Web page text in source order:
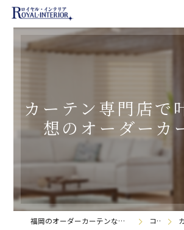
カーテン専門店で
想のオーダーカ
福岡のオーダーカーテンなら株式会社ロイヤル・インテリア コラム カ